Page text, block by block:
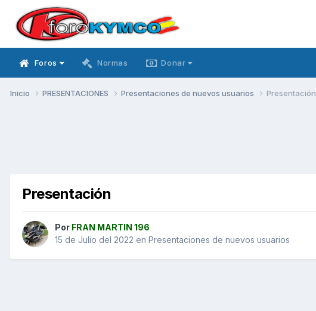
Foros Normas Donar
Inicio PRESENTACIONES Presentaciones de nuevos usuarios Presentación
Presentación
Por FRAN MARTIN 196
15 de Julio del 2022 en Presentaciones de nuevos usuarios